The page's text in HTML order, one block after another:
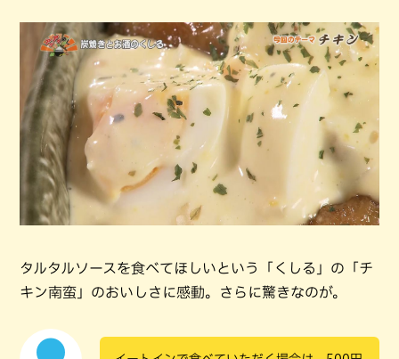
タルタルソースを食べてほしいという「くしる」の「チ
キン南蛮」のおいしさに感動。さらに驚きなのが。